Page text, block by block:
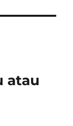
atau